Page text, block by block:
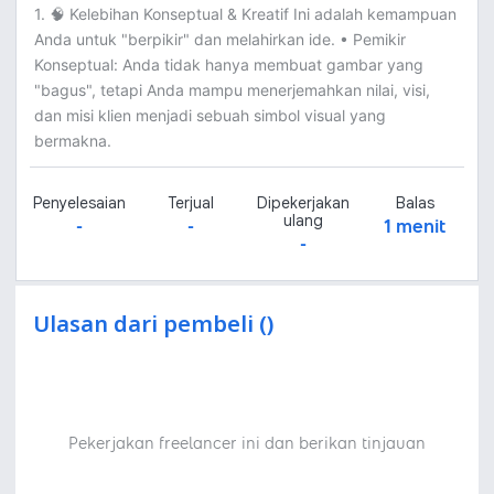
1. 🧠 Kelebihan Konseptual & Kreatif Ini adalah kemampuan
Anda untuk "berpikir" dan melahirkan ide. • Pemikir
Konseptual: Anda tidak hanya membuat gambar yang
"bagus", tetapi Anda mampu menerjemahkan nilai, visi,
dan misi klien menjadi sebuah simbol visual yang
bermakna.
Penyelesaian
-
Terjual
-
Dipekerjakan
ulang
-
Balas
1 menit
Ulasan dari pembeli ()
Pekerjakan freelancer ini dan berikan tinjauan